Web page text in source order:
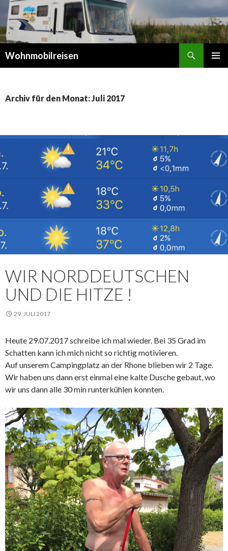
Wohnmobilreisen
Archiv für den Monat: Juli 2017
WIR NORDDEUTSCHEN
UND DIE HITZE !
29. JULI 2017
Heute 29.07.2017 schreibe ich mal wieder. Bei 35 Grad im
Schatten kann ich mich nicht so richtig motivieren.
Auf unserem Campingplatz an der Rhone blieben wir 2 Tage.
Wir haben uns dann erst einmal eine kalte Dusche gebaut, wo
wir uns dann alle 30 min runterkühlen konnten.